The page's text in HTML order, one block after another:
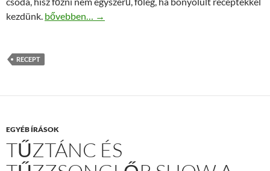
kezdünk. Egyszerű receptek kezdő konyhatündéreknek
bővebben… →
RECEPT
EGYÉB ÍRÁSOK
TŰZTÁNC ÉS